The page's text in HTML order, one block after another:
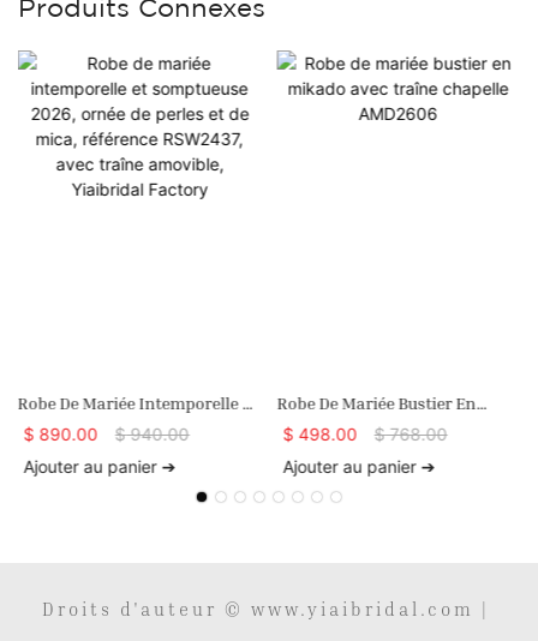
Produits Connexes
Robe De Mariée Intemporelle Et
Somptueuse 2026, Ornée De
RSW2437, Avec Traîne
Amovible, Yiaibridal Factory
$ 890.00 $940.00
Ajouter au panier ➔
Robe De Mariée Bustier En
Mikado Avec Traîne Chapelle
$ 498.00 $768.00
Ajouter au panier ➔
Droits d'auteur © www.yiaibridal.com |